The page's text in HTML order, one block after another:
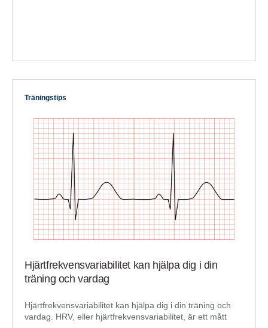
Träningstips
Hjärtfrekvensvariabilitet kan hjälpa dig i din
träning och vardag
Hjärtfrekvensvariabilitet kan hjälpa dig i din träning och
vardag. HRV, eller hjärtfrekvensvariabilitet, är ett mått